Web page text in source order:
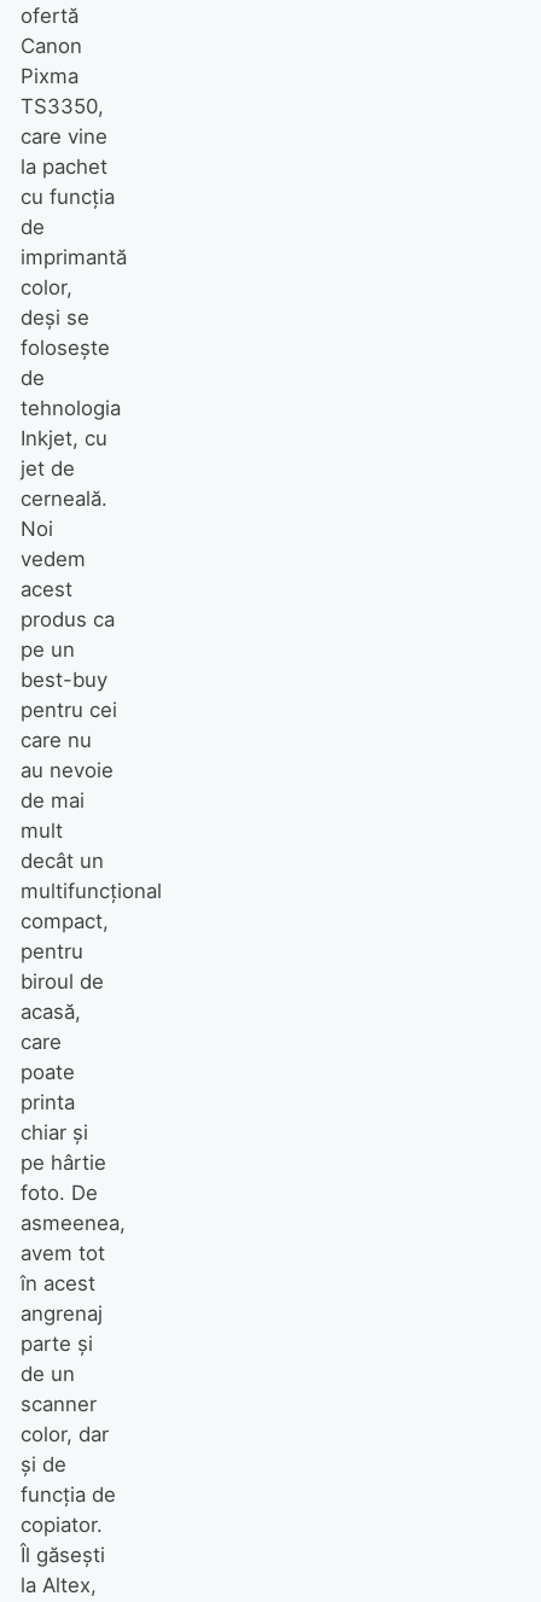
ofertă
Canon
Pixma
TS3350,
care vine
la pachet
cu funcția
de
imprimantă
color,
deși se
folosește
de
tehnologia
Inkjet, cu
jet de
cerneală.
Noi
vedem
acest
produs ca
pe un
best-buy
pentru cei
care nu
au nevoie
de mai
mult
decât un
multifuncțional
compact,
pentru
biroul de
acasă,
care
poate
printa
chiar și
pe hârtie
foto. De
asmeenea,
avem tot
în acest
angrenaj
parte și
de un
scanner
color, dar
și de
funcția de
copiator.
Îl găsești
la Altex,